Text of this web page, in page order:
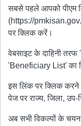
सबसे पहले आपको पीएम
(https://
पर क्लिक करें।
वेबसाइट के दाहिनी
'Beneficiary List' का
इस लिंक पर क्लिक
पेज पर राज्य, जिला,
अब सभी विकल्पों के